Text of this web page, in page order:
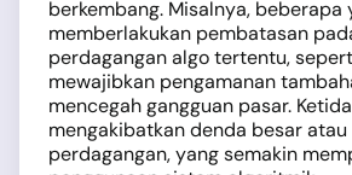
berkembang. Misalnya,
memberlakukan pembatasan
perdagangan algo tertentu,
mewajibkan pengamanan
mencegah gangguan pasar.
mengakibatkan denda besar
perdagangan, yang semakin